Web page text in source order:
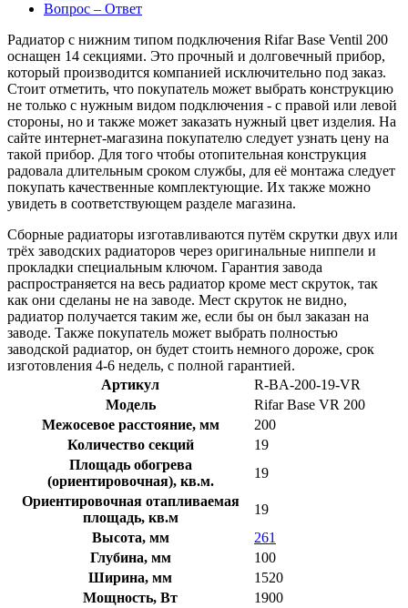
Вопрос – Ответ
Радиатор с нижним типом подключения Rifar Base Ventil 200
оснащен 14 секциями. Это прочный и долговечный прибор,
который производится компанией исключительно под заказ.
Стоит отметить, что покупатель может выбрать конструкцию
не только с нужным видом подключения - с правой или левой
стороны, но и также может заказать нужный цвет изделия. На
сайте интернет-магазина покупателю следует узнать цену на
такой прибор. Для того чтобы отопительная конструкция
радовала длительным сроком службы, для её монтажа следует
покупать качественные комплектующие. Их также можно
увидеть в соответствующем разделе магазина.
Сборные радиаторы изготавливаются путём скрутки двух или
трёх заводских радиаторов через оригинальные ниппели и
прокладки специальным ключом. Гарантия завода
распространяется на весь радиатор кроме мест скруток, так
как они сделаны не на заводе. Мест скруток не видно,
радиатор получается таким же, если бы он был заказан на
заводе. Также покупатель может выбрать полностью
заводской радиатор, он будет стоить немного дороже, срок
изготовления 4-6 недель, с полной гарантией.
Артикул
R-BA-200-19-VR
Модель
Rifar Base VR 200
Межосевое расстояние, мм
200
Количество секций
19
Площадь обогрева
(ориентировочная), кв.м.
19
Ориентировочная отапливаемая
площадь, кв.м
19
Высота, мм
261
Глубина, мм
100
Ширина, мм
1520
Мощность, Вт
1900